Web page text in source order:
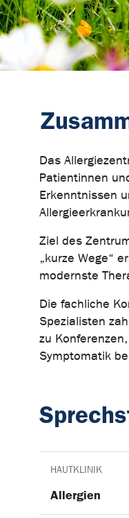
Das
Patientinnen
Erkenntnissen
Ziel des
„kurze Wege“
modernste
Die fachliche
Spezialisten
zu
Symptomatik
HAUTKLINIK
Allergien